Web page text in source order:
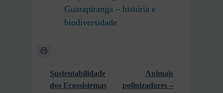
Guarapiranga – história e
biodiversidade
Sustentabilidade
dos Ecossistemas
Animais
polinizadores –